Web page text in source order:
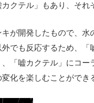
カクテル」もあり、それ
が開発したもので、水
でも反応するため、
「嘘カクテル」にコ
化を楽しむことができ